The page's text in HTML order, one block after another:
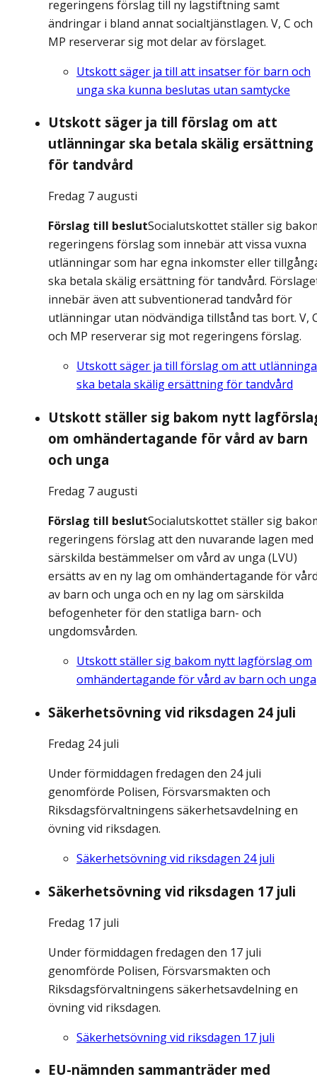
regeringens förslag till ny lagstiftning samt
ändringar i bland annat socialtjänstlagen. V, C och
MP reserverar sig mot delar av förslaget.
Utskott säger ja till att insatser för barn och
unga ska kunna beslutas utan samtycke
Utskott säger ja till förslag om att
utlänningar ska betala skälig ersättning
för tandvård
Fredag 7 augusti
Förslag till beslutSocialutskottet ställer sig
regeringens förslag som innebär att vissa vuxna
utlänningar som har egna inkomster eller
ska betala skälig ersättning för tandvård.
innebär även att subventionerad tandvård för
utlänningar utan nödvändiga tillstånd tas bort. V,
och MP reserverar sig mot regeringens förslag.
Utskott säger ja till förslag om att
ska betala skälig ersättning för tandvård
Utskott ställer sig bakom nytt
om omhändertagande för vård av barn
och unga
Fredag 7 augusti
Förslag till beslutSocialutskottet ställer sig
regeringens förslag att den nuvarande lagen med
särskilda bestämmelser om vård av unga (LVU)
ersätts av en ny lag om omhändertagande för
av barn och unga och en ny lag om särskilda
befogenheter för den statliga barn- och
ungdomsvården.
Utskott ställer sig bakom nytt lagförslag om
omhändertagande för vård av barn och unga
Säkerhetsövning vid riksdagen 24 juli
Fredag 24 juli
Under förmiddagen fredagen den 24 juli
genomförde Polisen, Försvarsmakten och
Riksdagsförvaltningens säkerhetsavdelning en
övning vid riksdagen.
Säkerhetsövning vid riksdagen 24 juli
Säkerhetsövning vid riksdagen 17 juli
Fredag 17 juli
Under förmiddagen fredagen den 17 juli
genomförde Polisen, Försvarsmakten och
Riksdagsförvaltningens säkerhetsavdelning en
övning vid riksdagen.
Säkerhetsövning vid riksdagen 17 juli
EU-nämnden sammanträder med